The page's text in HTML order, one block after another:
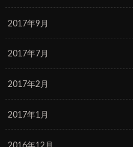
2017年9月
2017年7月
2017年2月
2017年1月
2016年12月